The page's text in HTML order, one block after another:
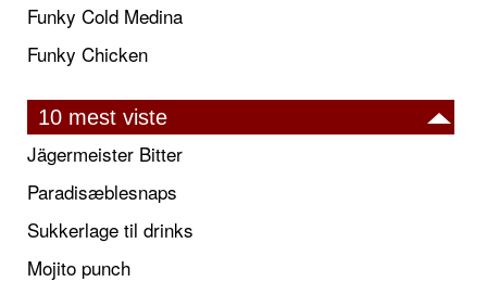
Funky Cold Medina
Funky Chicken
10 mest viste
Jägermeister Bitter
Paradisæblesnaps
Sukkerlage til drinks
Mojito punch